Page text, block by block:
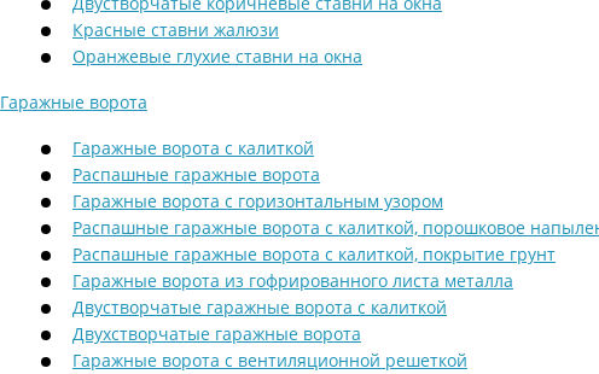
Красные ставни жалюзи
Оранжевые глухие ставни на окна
Гаражные ворота
Гаражные ворота с калиткой
Распашные гаражные ворота
Гаражные ворота с горизонтальным узором
Распашные гаражные ворота с калиткой, порошковое
Распашные гаражные ворота с калиткой, покрытие грунт
Гаражные ворота из гофрированного листа металла
Двустворчатые гаражные ворота с калиткой
Двухстворчатые гаражные ворота
Гаражные ворота с вентиляционной решеткой